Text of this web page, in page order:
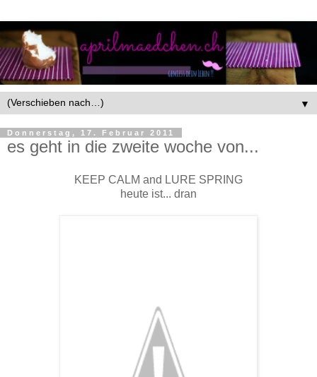
▼
Donnerstag, 17. Februar 2011
es geht in die zweite woche von...
KEEP CALM and LURE SPRING
heute ist... dran